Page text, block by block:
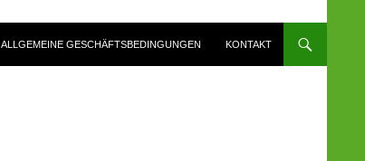
ALLGEMEINE GESCHÄFTSBEDINGUNGEN KONTAKT